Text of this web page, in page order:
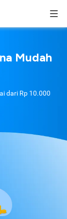
Mudah
dari Rp 10.000